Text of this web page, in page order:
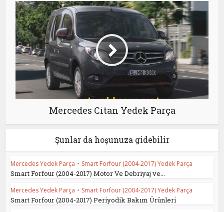
Mercedes Citan Yedek Parça
Şunlar da hoşunuza gidebilir
Mercedes Yedek Parça • Smart Forfour (2004-2017) Yedek Parça
Smart Forfour (2004-2017) Motor Ve Debriyaj ve...
Mercedes Yedek Parça • Smart Forfour (2004-2017) Yedek Parça
Smart Forfour (2004-2017) Periyodik Bakım Ürünleri